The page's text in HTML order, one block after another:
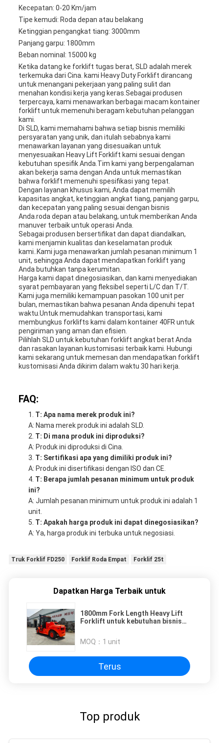
Kecepatan: 0-20 Km/jam
Tipe kemudi: Roda depan atau belakang
Ketinggian pengangkat tiang: 3000mm
Panjang garpu: 1800mm
Beban nominal: 15000 kg
Ketika datang ke forklift tugas berat, SLD adalah merek
terkemuka dari Cina. kami Heavy Duty Forklift dirancang
untuk menangani pekerjaan yang paling sulit dan
menahan kondisi kerja yang keras.Sebagai produsen
terpercaya, kami menawarkan berbagai macam kontainer
forklift untuk memenuhi beragam kebutuhan pelanggan
kami.
Di SLD, kami memahami bahwa setiap bisnis memiliki
persyaratan yang unik, dan itulah sebabnya kami
menawarkan layanan yang disesuaikan untuk
menyesuaikan Heavy Lift Forklift kami sesuai dengan
kebutuhan spesifik Anda.Tim kami yang berpengalaman
akan bekerja sama dengan Anda untuk memastikan
bahwa forklift memenuhi spesifikasi yang tepat.
Dengan layanan khusus kami, Anda dapat memilih
kapasitas angkat, ketinggian angkat tiang, panjang garpu,
dan kecepatan yang paling sesuai dengan bisnis
Anda.roda depan atau belakang, untuk memberikan Anda
manuver terbaik untuk operasi Anda.
Sebagai produsen bersertifikat dan dapat diandalkan,
kami menjamin kualitas dan keselamatan produk
kami..Kami juga menawarkan jumlah pesanan minimum 1
unit, sehingga Anda dapat mendapatkan forklift yang
Anda butuhkan tanpa kerumitan.
Harga kami dapat dinegosiasikan, dan kami menyediakan
syarat pembayaran yang fleksibel seperti L/C dan T/T.
Kami juga memiliki kemampuan pasokan 100 unit per
bulan, memastikan bahwa pesanan Anda dipenuhi tepat
waktu.Untuk memudahkan transportasi, kami
membungkus forklifts kami dalam kontainer 40FR untuk
pengiriman yang aman dan efisien.
Pilihlah SLD untuk kebutuhan forklift angkat berat Anda
dan rasakan layanan kustomisasi terbaik kami. Hubungi
kami sekarang untuk memesan dan mendapatkan forklift
kustomisasi Anda dikirim dalam waktu 30 hari kerja.
FAQ:
T: Apa nama merek produk ini?
A: Nama merek produk ini adalah SLD.
T: Di mana produk ini diproduksi?
A: Produk ini diproduksi di Cina.
T: Sertifikasi apa yang dimiliki produk ini?
A: Produk ini disertifikasi dengan ISO dan CE.
T: Berapa jumlah pesanan minimum untuk produk
ini?
A: Jumlah pesanan minimum untuk produk ini adalah 1
unit.
T: Apakah harga produk ini dapat dinegosiasikan?
A: Ya, harga produk ini terbuka untuk negosiasi.
Truk Forklif FD250 Forklif Roda Empat Forklif 25t
Dapatkan Harga Terbaik untuk
1800mm Fork Length Heavy Lift
Forklift untuk kebutuhan bisnis
MOQ： 1 unit
Terus
Top produk